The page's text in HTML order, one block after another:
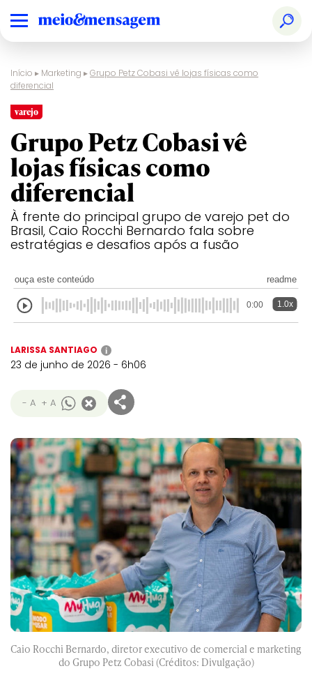
Início ▸ Marketing ▸Grupo Petz Cobasi vê lojas físicas como
diferencial
varejo
Grupo Petz Cobasi vê
lojas físicas como
diferencial
À frente do principal grupo de varejo pet do
Brasil, Caio Rocchi Bernardo fala sobre
estratégias e desafios após a fusão
ouça este conteúdo readme
0:00 1.0x
LARISSA SANTIAGO i
23 de junho de 2026 - 6h06
- A + A
Caio Rocchi Bernardo, diretor executivo de comercial e marketing
do Grupo Petz Cobasi (Créditos: Divulgação)